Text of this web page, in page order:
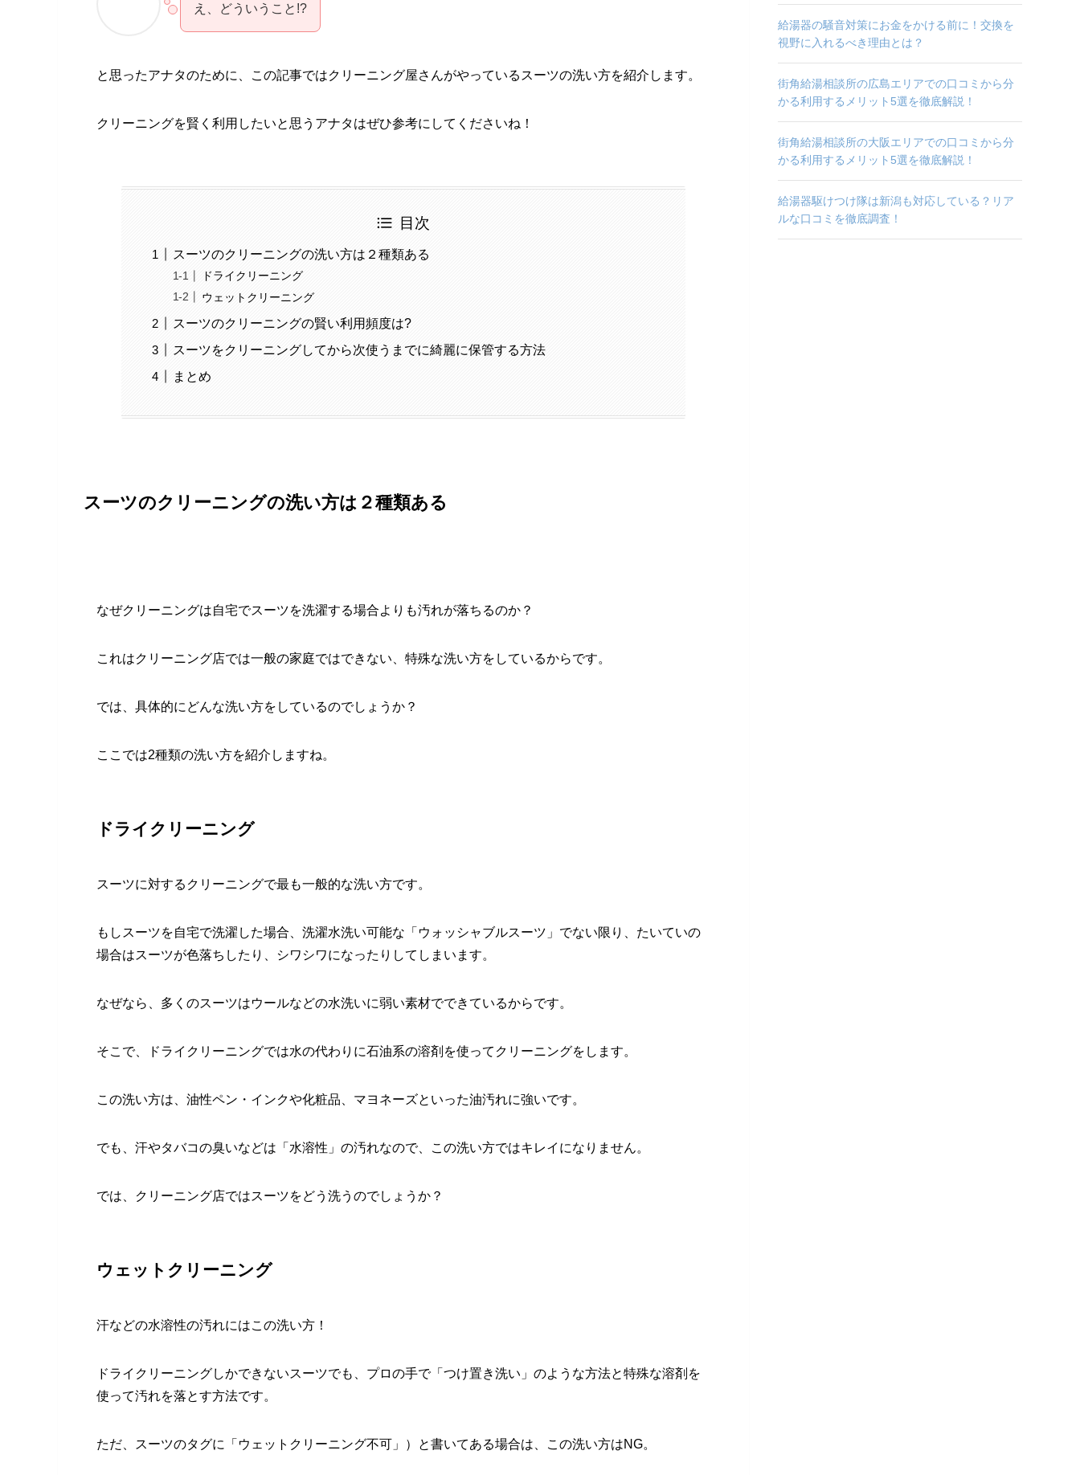
え、どういうこと!?
と思ったアナタのために、この記事ではクリーニング屋さんがやっているスーツの洗い方を紹介します。
クリーニングを賢く利用したいと思うアナタはぜひ参考にしてくださいね！
目次
スーツのクリーニングの洗い方は２種類ある
ドライクリーニング
ウェットクリーニング
スーツのクリーニングの賢い利用頻度は?
スーツをクリーニングしてから次使うまでに綺麗に保管する方法
まとめ
スーツのクリーニングの洗い方は２種類ある
なぜクリーニングは自宅でスーツを洗濯する場合よりも汚れが落ちるのか？
これはクリーニング店では一般の家庭ではできない、特殊な洗い方をしているからです。
では、具体的にどんな洗い方をしているのでしょうか？
ここでは2種類の洗い方を紹介しますね。
ドライクリーニング
スーツに対するクリーニングで最も一般的な洗い方です。
もしスーツを自宅で洗濯した場合、洗濯水洗い可能な「ウォッシャブルスーツ」でない限り、たいていの
場合はスーツが色落ちしたり、シワシワになったりしてしまいます。
なぜなら、多くのスーツはウールなどの水洗いに弱い素材でできているからです。
そこで、ドライクリーニングでは水の代わりに石油系の溶剤を使ってクリーニングをします。
この洗い方は、油性ペン・インクや化粧品、マヨネーズといった油汚れに強いです。
でも、汗やタバコの臭いなどは「水溶性」の汚れなので、この洗い方ではキレイになりません。
では、クリーニング店ではスーツをどう洗うのでしょうか？
ウェットクリーニング
汗などの水溶性の汚れにはこの洗い方！
ドライクリーニングしかできないスーツでも、プロの手で「つけ置き洗い」のような方法と特殊な溶剤を
使って汚れを落とす方法です。
ただ、スーツのタグに「ウェットクリーニング不可」）と書いてある場合は、この洗い方はNG。
給湯器の騒音対策にお金をかける前に！交換を
視野に入れるべき理由とは？
街角給湯相談所の広島エリアでの口コミから分
かる利用するメリット5選を徹底解説！
街角給湯相談所の大阪エリアでの口コミから分
かる利用するメリット5選を徹底解説！
給湯器駆けつけ隊は新潟も対応している？リア
ルな口コミを徹底調査！